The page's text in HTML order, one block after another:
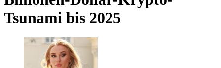
Tsunami bis 2025